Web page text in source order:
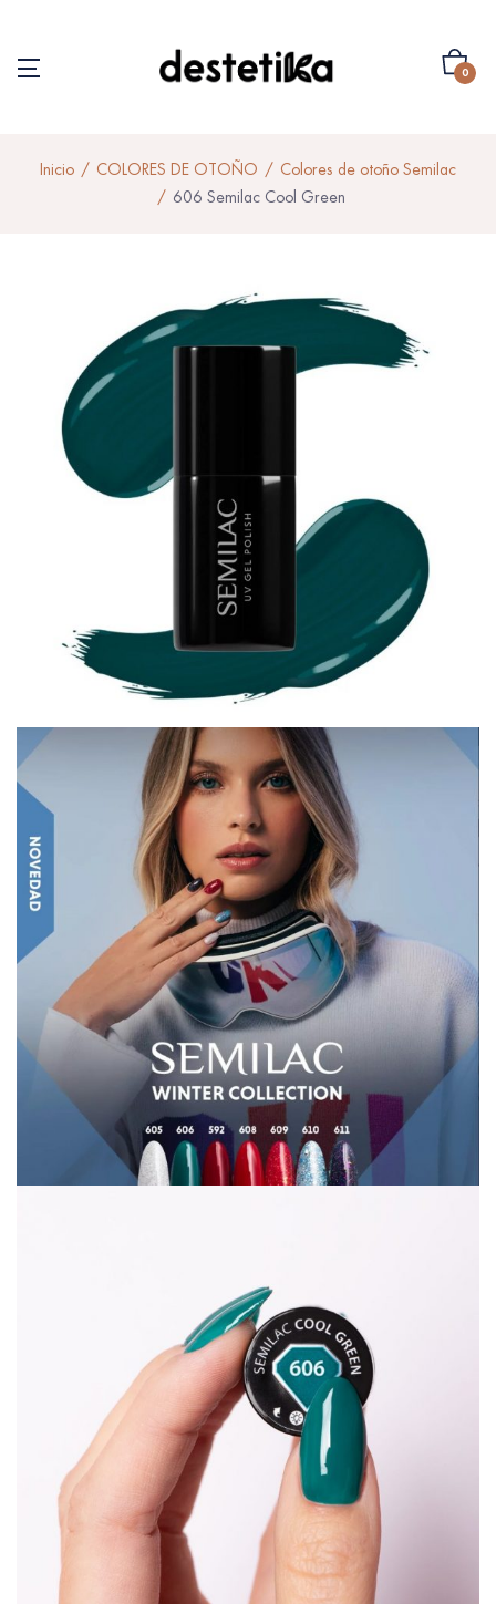
0
Inicio COLORES DE OTOÑO
Colores de otoño Semilac
606 Semilac Cool Green